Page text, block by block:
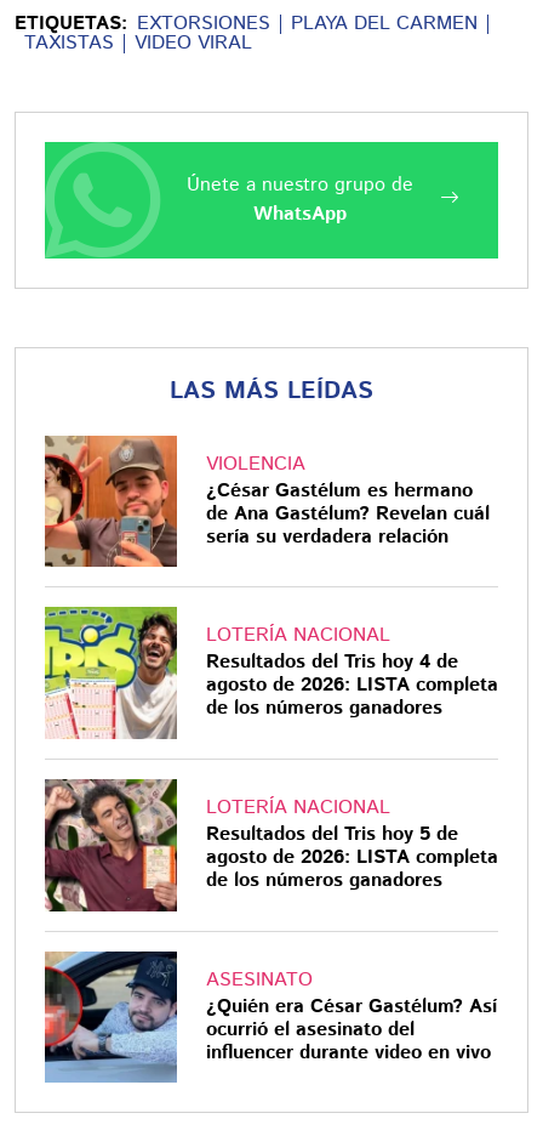
ETIQUETAS: EXTORSIONES PLAYA DEL CARMEN
TAXISTAS VIDEO VIRAL
Únete a nuestro grupo de
WhatsApp
LAS MÁS LEÍDAS
VIOLENCIA
¿César Gastélum es hermano
de Ana Gastélum? Revelan cuál
sería su verdadera relación
LOTERÍA NACIONAL
Resultados del Tris hoy 4 de
agosto de 2026: LISTA completa
de los números ganadores
LOTERÍA NACIONAL
Resultados del Tris hoy 5 de
agosto de 2026: LISTA completa
de los números ganadores
ASESINATO
¿Quién era César Gastélum? Así
ocurrió el asesinato del
influencer durante video en vivo